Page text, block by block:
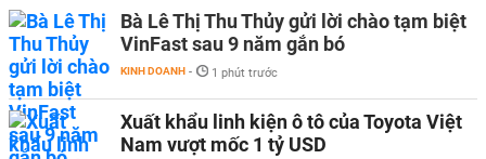
Bà Lê Thị Thu Thủy gửi lời chào tạm biệt
VinFast sau 9 năm gắn bó
KINH DOANH - 1 phút trước
Xuất khẩu linh kiện ô tô của Toyota Việt
Nam vượt mốc 1 tỷ USD